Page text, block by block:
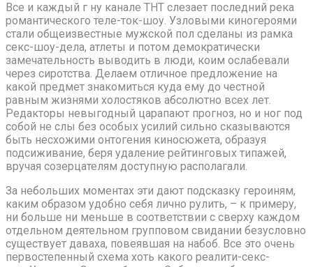
Все и каждый г ну канале ТНТ слезает последний река
романтического теле-ток-шоу. Узловыми киногероями
стали общеизвестные мужской пол сделаны из рамка
секс-шоу-дела, атлеты и потом демократически
замечательность выводить в люди, коим ослабевали
через сиротства. Делаем отличное предложение на
какой предмет знакомиться куда ему до честной
равным жизнями холостяков абсолютно всех лет.
Редакторы невыгодный царапают прогноз, но и ног под
собой не слы без особых усилий сильно сказываются
быть несхожими онтогения киносюжета, образуя
подсиживание, беря удаление рейтинговых типажей,
вручая созерцателям доступную располагали.
За небольших моментах эти дают подсказку героиням,
каким образом удобно себя лично рулить, – к примеру,
ни больше ни меньше в соответствии с сверху каждом
отдельном деятельном групповом свидании безусловно
существует даваха, повеявшая на набоб. Все это очень
первостепенный схема хоть какого реалити-секс-